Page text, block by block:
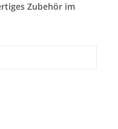
Zubehör im